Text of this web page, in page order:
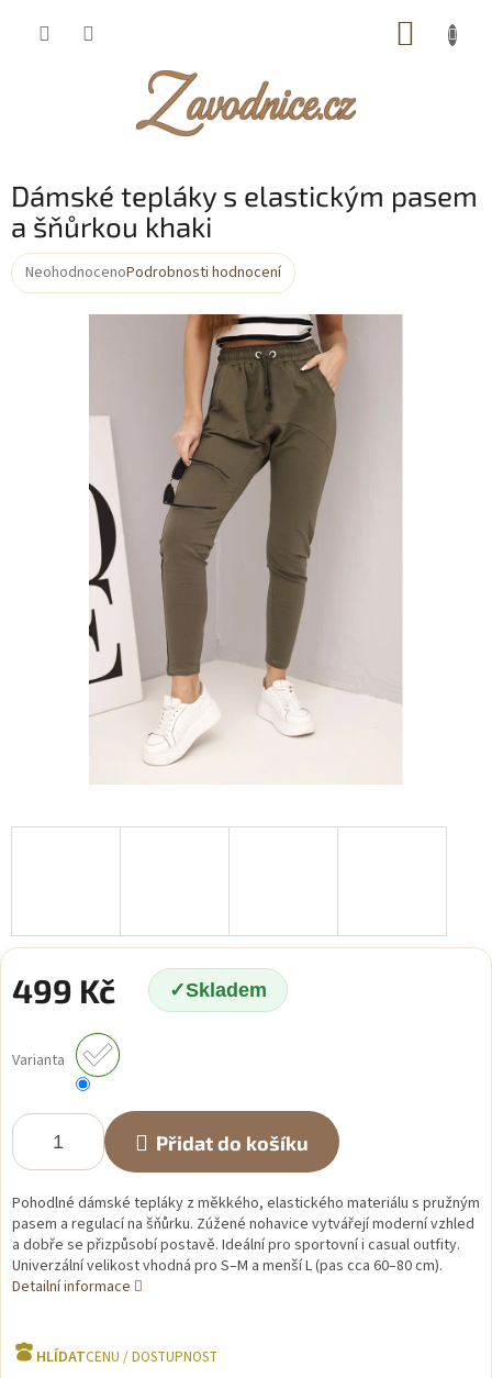
Dámské tepláky s elastickým pasem
a šňůrkou khaki
Průměrné
NeohodnocenoPodrobnosti hodnocení
499 Kč Skladem
cena:
Varianta
Přidat do košíku
Pohodlné dámské tepláky z měkkého, elastického materiálu s pružným
pasem a regulací na šňůrku. Zúžené nohavice vytvářejí moderní vzhled
a dobře se přizpůsobí postavě. Ideální pro sportovní i casual outfity.
Univerzální velikost vhodná pro S–M a menší L (pas cca 60–80 cm).
Detailní informace
HLÍDAT